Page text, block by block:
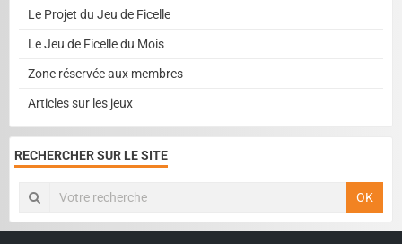
Le Projet du Jeu de Ficelle
Le Jeu de Ficelle du Mois
Zone réservée aux membres
Articles sur les jeux
RECHERCHER SUR LE SITE
OK